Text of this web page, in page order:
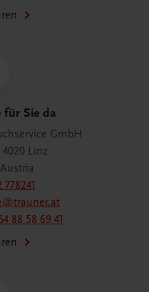
für Sie da
GmbH
4020 Linz
88 58 69 41